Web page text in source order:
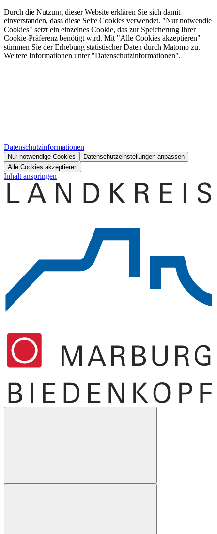
Durch die Nutzung dieser Website erklären Sie sich damit
einverstanden, dass diese Seite Cookies verwendet. "Nur notwendie
Cookies" setzt ein einzelnes Cookie, das zur Speicherung Ihrer
Cookie-Präferenz benötigt wird. Mit "Alle Cookies akzeptieren"
stimmen Sie der Erhebung statistischer Daten durch Matomo zu.
Weitere Informationen unter "Datenschutzinformationen".
Datenschutzinformationen
Nur notwendige Cookies
Datenschutzeinstellungen anpassen
Alle Cookies akzeptieren
Inhalt anspringen